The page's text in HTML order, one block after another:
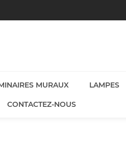
MURAUX LAMPES
CONTACTEZ-NOUS